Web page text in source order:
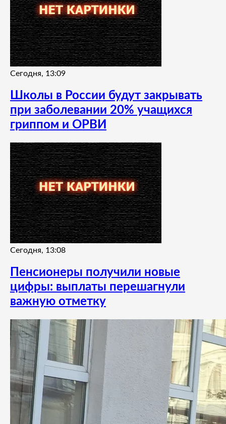
Сегодня, 13:09
Школы в России будут закрывать
при заболевании 20% учащихся
гриппом и ОРВИ
Сегодня, 13:08
Пенсионеры получили новые
цифры: выплаты перешагнули
важную отметку